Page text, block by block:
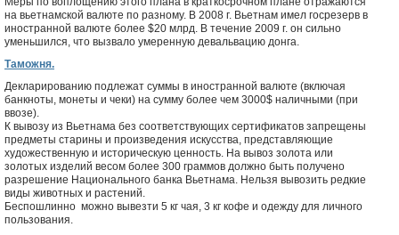
на вьетнамской валюте по разному. В 2008 г. Вьетнам имел госрезерв в
иностранной валюте более $20 млрд. В течение 2009 г. он сильно
уменьшился, что вызвало умеренную девальвацию донга.
Таможня.
Декларированию подлежат суммы в иностранной валюте (включая
банкноты, монеты и чеки) на сумму более чем 3000$ наличными (при
ввозе).
К вывозу из Вьетнама без соответствующих сертификатов запрещены
предметы старины и произведения искусства, представляющие
художественную и историческую ценность. На вывоз золота или
золотых изделий весом более 300 граммов должно быть получено
разрешение Национального банка Вьетнама. Нельзя вывозить редкие
виды животных и растений.
Беспошлинно можно вывезти 5 кг чая, 3 кг кофе и одежду для личного
пользования.